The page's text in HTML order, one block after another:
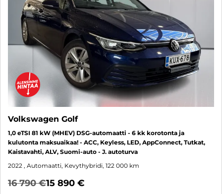
Volkswagen Golf
1,0 eTSI 81 kW (MHEV) DSG-automaatti - 6 kk korotonta ja
kulutonta maksuaikaa! - ACC, Keyless, LED, AppConnect, Tutkat,
Kaistavahti, ALV, Suomi-auto - J. autoturva
2022 , Automaatti, Kevythybridi, 122 000 km
16 790 €15 890 €